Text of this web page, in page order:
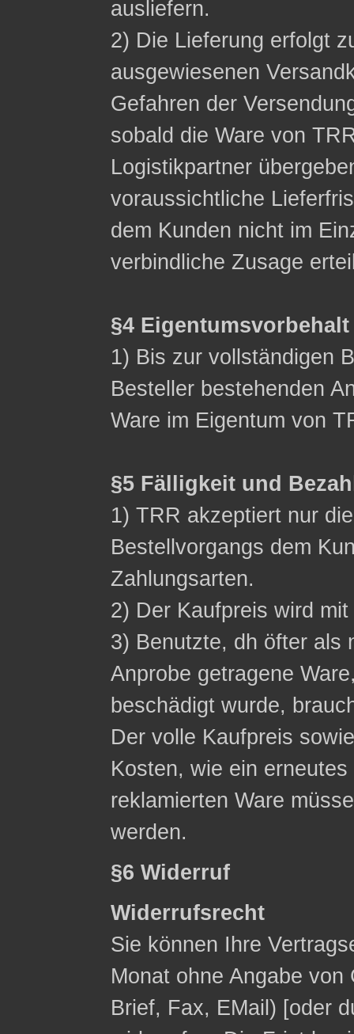
ausliefern.
2) Die Lieferung erfolgt
ausgewiesenen
Gefahren der
sobald die Ware von
Logistikpartner
voraussichtliche
dem Kunden nicht im
verbindliche Zusage
§4 Eigentumsvorbehalt
1) Bis zur vollständigen
Besteller bestehenden
Ware im Eigentum von
§5 Fälligkeit und
1) TRR akzeptiert nur
Bestellvorgangs dem
Zahlungsarten.
2) Der Kaufpreis wird
3) Benutzte, dh öfter als
Anprobe getragene
beschädigt wurde,
Der volle Kaufpreis
Kosten, wie ein
reklamierten Ware
werden.
§6 Widerruf
Widerrufsrecht
Sie können Ihre
Monat ohne Angabe
Brief, Fax, E­Mail) [oder